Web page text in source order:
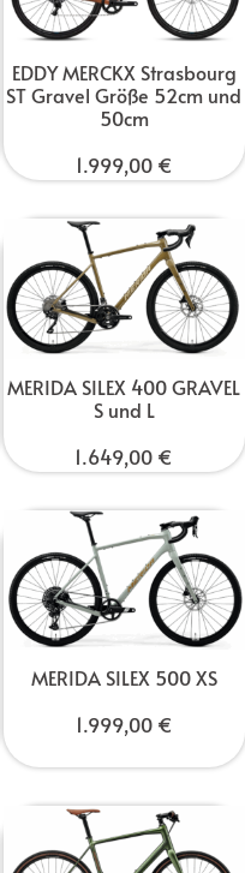
EDDY MERCKX Strasbourg
ST Gravel Größe 52cm und
50cm
1.999,00 €
MERIDA SILEX 400 GRAVEL
S und L
1.649,00 €
MERIDA SILEX 500 XS
1.999,00 €